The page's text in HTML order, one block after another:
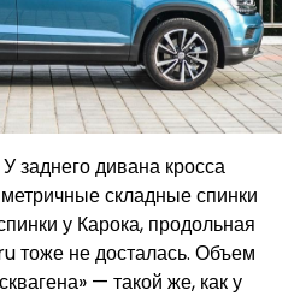
заднего дивана кросса
складные спинки
у Карока, продольная
тоже не досталась. Объем
— такой же, как у